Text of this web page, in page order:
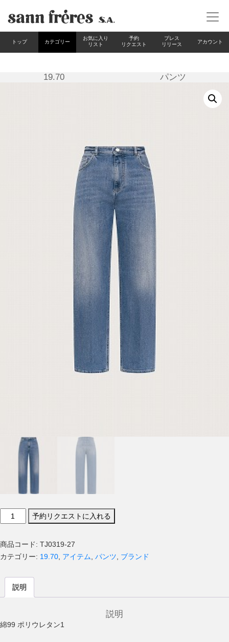
トップ カテゴリー
お気に入り
リスト
予約
リクエスト
プレス
リリース
アカウント
19.70 パンツ
19.70
パ
予約リクエストに入れる
商品コード: TJ0319-27
カテゴリー: 19.70 アイテム パンツ ブランド
説明
説明
綿99 ポリウレタン1